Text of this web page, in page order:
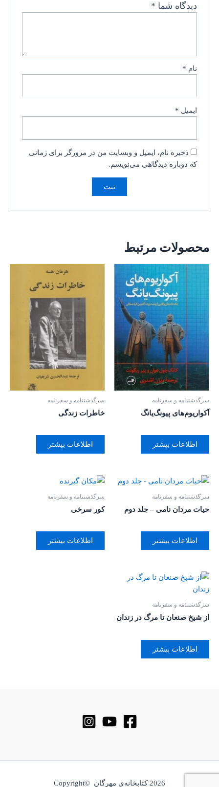
دیدگاه شما *
نام *
ایمیل *
ذخیره نام، ایمیل و وبسایت من در مرورگر برای زمانی
که دوباره دیدگاهی می‌نویسم.
محصولات مرتبط
سرگذشتنامه و سفرنامه
آکواریوم‌های پیونگ‌یانگ
اطلاعات بیشتر
سرگذشتنامه و سفرنامه
خاطرات زندگی
اطلاعات بیشتر
سرگذشتنامه و سفرنامه
حیات مردان نامی – جلد دوم
اطلاعات بیشتر
سرگذشتنامه و سفرنامه
کور سرخی
اطلاعات بیشتر
سرگذشتنامه و سفرنامه
از شیخ صنعان تا مرگ در زندان
اطلاعات بیشتر
2026 کتابخانه‌ی مهرگان ©Copyright